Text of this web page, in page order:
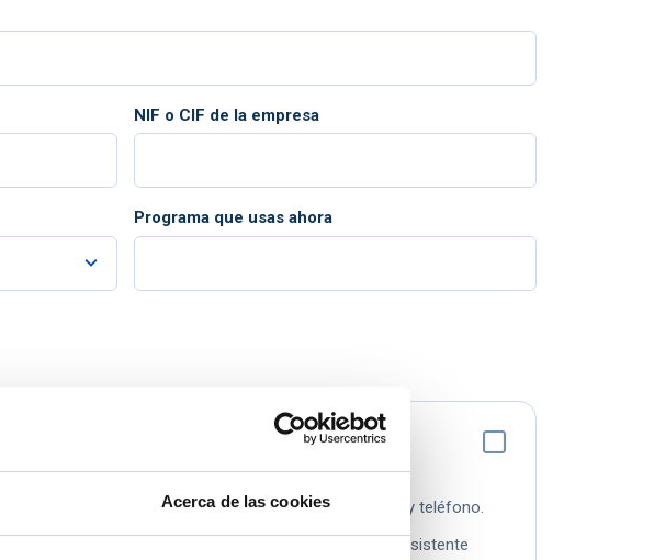
Acerca de las cookies
NIF o CIF de la empresa
Programa que usas ahora
Resolveremos todas tus dudas personalmente por email y teléfono.
Tendrás acceso a nuestro Centro de Soporte Online y al asistente